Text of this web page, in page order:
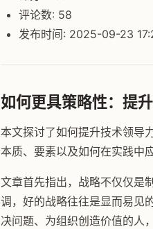
评论数: 58
发布时间: 2025-09-23
如何更具策略性：提
本文探讨了如何提升技术领导
本质、要素以及如何在实践中
文章首先指出，战略不仅仅是
调，好的战略往往是显而易见
决问题、为组织创造价值的人